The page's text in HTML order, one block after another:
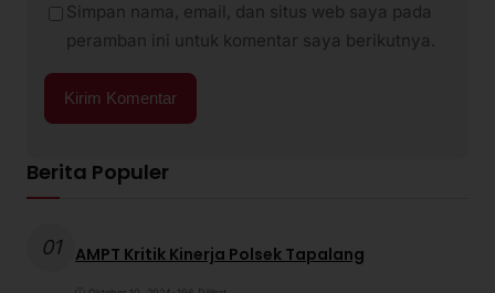
Simpan nama, email, dan situs web saya pada
peramban ini untuk komentar saya berikutnya.
Berita Populer
01 AMPT Kritik Kinerja Polsek Tapalang